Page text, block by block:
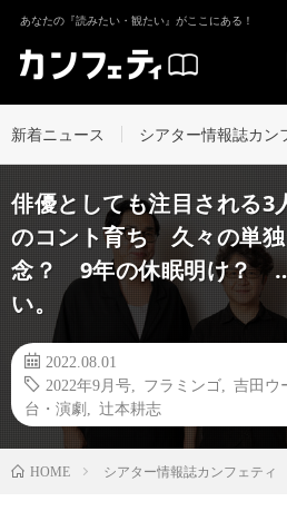
あなたの『読みたい・観たい』がここにある！
新着ニュース シアター情報誌カン
俳優としても注目される3
のコント育ち 久々の単
念？ 9年の休眠明け？
い。
2022.08.01
2022年9月号
フラミンゴ 吉田ウ
台・演劇
辻本耕志
HOME シアター情報誌カンフェティ